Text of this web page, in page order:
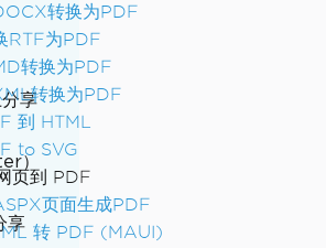
转换为PDF
RTF为PDF
转换为PDF
转换为PDF
到 HTML
to SVG
页到 PDF
页面生成PDF
转 PDF (MAUI)
享
）
享